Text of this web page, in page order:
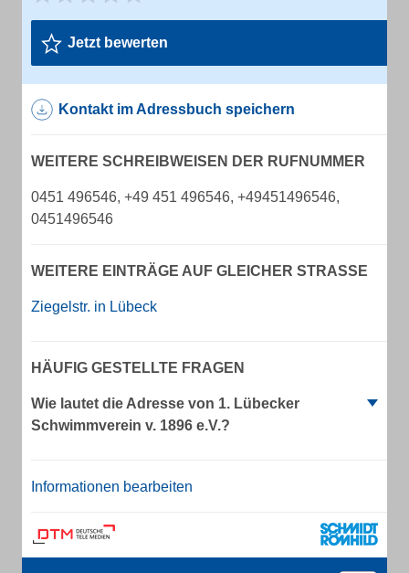
Jetzt bewerten
Kontakt im Adressbuch speichern
WEITERE SCHREIBWEISEN DER RUFNUMMER
0451 496546, +49 451 496546, +49451496546,
0451496546
WEITERE EINTRÄGE AUF GLEICHER STRASSE
Ziegelstr. in Lübeck
HÄUFIG GESTELLTE FRAGEN
Wie lautet die Adresse von 1. Lübecker
Schwimmverein v. 1896 e.V.?
Informationen bearbeiten